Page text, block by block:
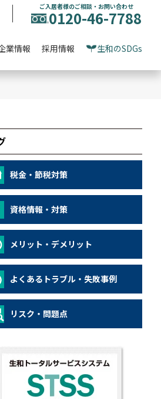
ご入居者様のご相談・お問い合わせ
0120-46-7788
業情報 採用情報 生和のSDGs
税金・節税対策
資格情報・対策
メリット・デメリット
よくあるトラブル・失敗事例
リスク・問題点